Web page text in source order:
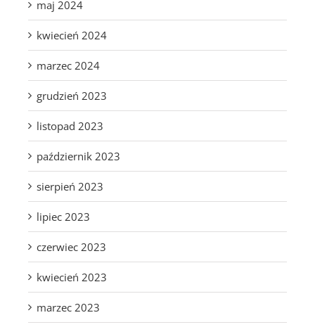
maj 2024
kwiecień 2024
marzec 2024
grudzień 2023
listopad 2023
październik 2023
sierpień 2023
lipiec 2023
czerwiec 2023
kwiecień 2023
marzec 2023